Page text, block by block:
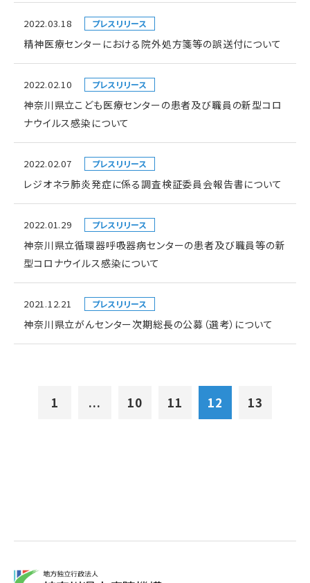
2022.03.18 プレスリリース
精神医療センターにおける院外処方箋等の誤送付について
2022.02.10 プレスリリース
神奈川県立こども医療センターの患者及び職員の新型コロ
ナウイルス感染について
2022.02.07 プレスリリース
レジオネラ肺炎発症に係る調査検証委員会報告書について
2022.01.29 プレスリリース
神奈川県立循環器呼吸器病センターの患者及び職員等の新
型コロナウイルス感染について
2021.12.21 プレスリリース
神奈川県立がんセンター次期総長の公募（選考）について
1 ... 10 11 12 13